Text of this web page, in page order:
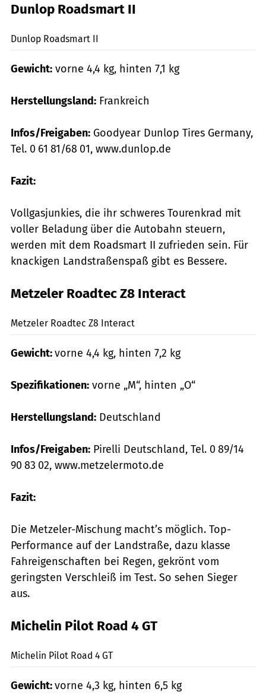
Dunlop Roadsmart II
Dunlop Roadsmart II
Gewicht: vorne 4,4 kg, hinten 7,1 kg
Herstellungsland: Frankreich
Infos/Freigaben: Goodyear Dunlop Tires Germany,
Tel. 0 61 81/68 01, www.dunlop.de
Fazit:
Vollgasjunkies, die ihr schweres Tourenkrad mit
voller Beladung über die Autobahn steuern,
werden mit dem Roadsmart II zufrieden sein. Für
knackigen Landstraßenspaß gibt es Bessere.
Metzeler Roadtec Z8 Interact
Metzeler Roadtec Z8 Interact
Gewicht:vorne 4,4 kg, hinten 7,2 kg
Spezifikationen: vorne „M“, hinten „O“
Herstellungsland: Deutschland
Infos/Freigaben: Pirelli Deutschland, Tel. 0 89/14
90 83 02, www.metzelermoto.de
Fazit:
Die Metzeler-Mischung macht’s möglich. Top-
Performance auf der Landstraße, dazu klasse
Fahreigenschaften bei Regen, gekrönt vom
geringsten Verschleiß im Test. So sehen Sieger
aus.
Michelin Pilot Road 4 GT
Michelin Pilot Road 4 GT
Gewicht:vorne 4,3 kg, hinten 6,5 kg